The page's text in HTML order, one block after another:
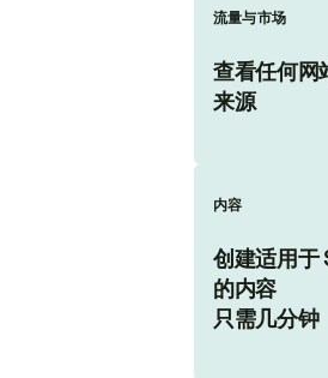
流量与市场
查看任何网
来源
内容
创建适用于
的内容
只需几分钟